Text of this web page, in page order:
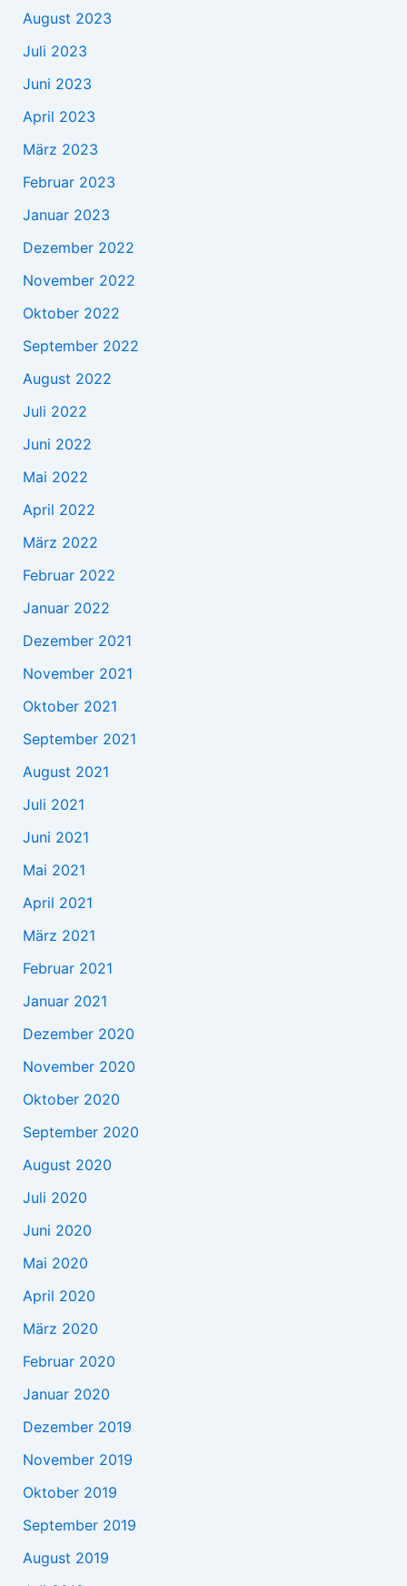
August 2023
Juli 2023
Juni 2023
April 2023
März 2023
Februar 2023
Januar 2023
Dezember 2022
November 2022
Oktober 2022
September 2022
August 2022
Juli 2022
Juni 2022
Mai 2022
April 2022
März 2022
Februar 2022
Januar 2022
Dezember 2021
November 2021
Oktober 2021
September 2021
August 2021
Juli 2021
Juni 2021
Mai 2021
April 2021
März 2021
Februar 2021
Januar 2021
Dezember 2020
November 2020
Oktober 2020
September 2020
August 2020
Juli 2020
Juni 2020
Mai 2020
April 2020
März 2020
Februar 2020
Januar 2020
Dezember 2019
November 2019
Oktober 2019
September 2019
August 2019